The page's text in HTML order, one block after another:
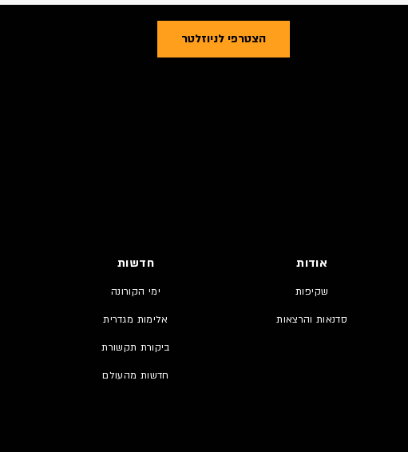
הצטרפי לניוזלטר
אודות
שקיפות
סדנאות והרצאות
חדשות
ימי הקורונה
אלימות מגדרית
ביקורת תקשורת
חדשות מהעולם